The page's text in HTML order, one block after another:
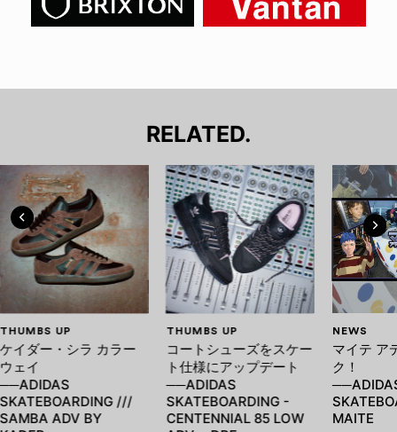
RELATED.
THUMBS UP
ケイダー・シラ カラー
ウェイ
──ADIDAS
SKATEBOARDING ///
SAMBA ADV BY
THUMBS UP
コートシューズをスケー
ト仕様にアップデート
──ADIDAS
SKATEBOARDING -
CENTENNIAL 85 LOW
NEWS
マイテ ア
ク！
MAITE